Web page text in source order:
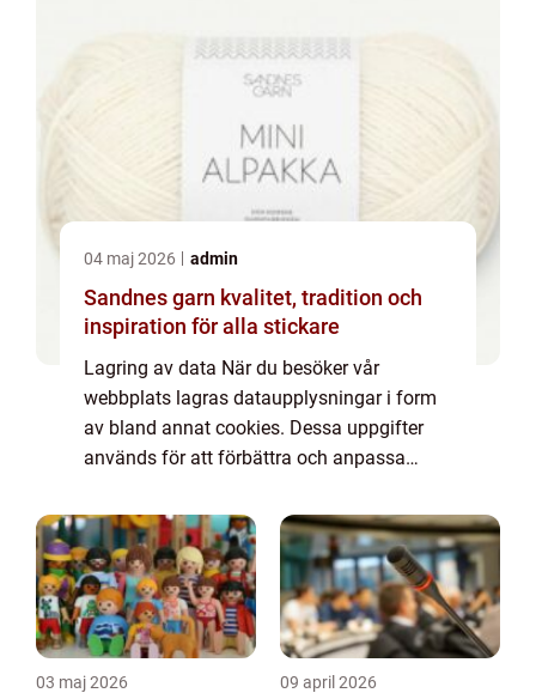
04 maj 2026 admin
Sandnes garn kvalitet, tradition och
inspiration för alla stickare
Lagring av data När du besöker vår
webbplats lagras dataupplysningar i form
av bland annat cookies. Dessa uppgifter
används för att förbättra och anpassa
bra information som möjligt. Om du inte vill
att vi...
03 maj 2026 09 april 2026